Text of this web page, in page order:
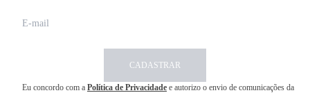
CADASTRAR
Eu concordo com a Política de Privacidade e autorizo o envio de comunicações da